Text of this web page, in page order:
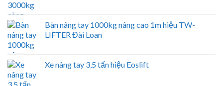
Bàn nâng tay 1000kg nâng cao 1m hiệu TW-
LIFTER Đài Loan
Xe nâng tay 3,5 tấn hiệu Eoslift